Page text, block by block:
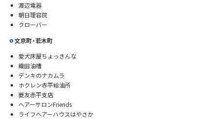
渡辺電器
朝日理容院
クローバー
文京町・若木町
愛犬床屋ちょっきんな
織田油槽
デンキのナカムラ
ホクレン赤平給油所
菱友赤平支店
ヘアーサロンFriends
ライフヘアーハウスはやさか